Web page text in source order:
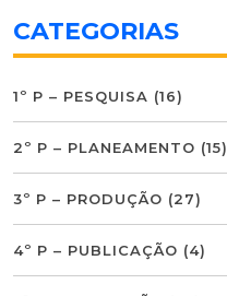
CATEGORIAS
1º P – PESQUISA (16)
2º P – PLANEAMENTO (15)
3º P – PRODUÇÃO (27)
4º P – PUBLICAÇÃO (4)